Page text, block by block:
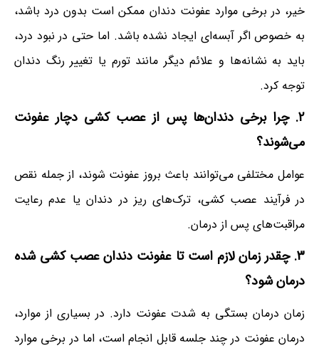
خیر، در برخی موارد عفونت دندان ممکن است بدون درد باشد،
به خصوص اگر آبسه‌ای ایجاد نشده باشد. اما حتی در نبود درد،
باید به نشانه‌ها و علائم دیگر مانند تورم یا تغییر رنگ دندان
توجه کرد.
2. چرا برخی دندان‌ها پس از عصب کشی دچار عفونت
می‌شوند؟
عوامل مختلفی می‌توانند باعث بروز عفونت شوند، از جمله نقص
در فرآیند عصب کشی، ترک‌های ریز در دندان یا عدم رعایت
مراقبت‌های پس از درمان.
3. چقدر زمان لازم است تا عفونت دندان عصب کشی شده
درمان شود؟
زمان درمان بستگی به شدت عفونت دارد. در بسیاری از موارد،
درمان عفونت در چند جلسه قابل انجام است، اما در برخی موارد